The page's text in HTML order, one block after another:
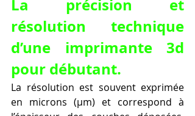
La précision et
résolution technique
d’une imprimante 3d
pour débutant.
La résolution est souvent exprimée
en microns (µm) et correspond à